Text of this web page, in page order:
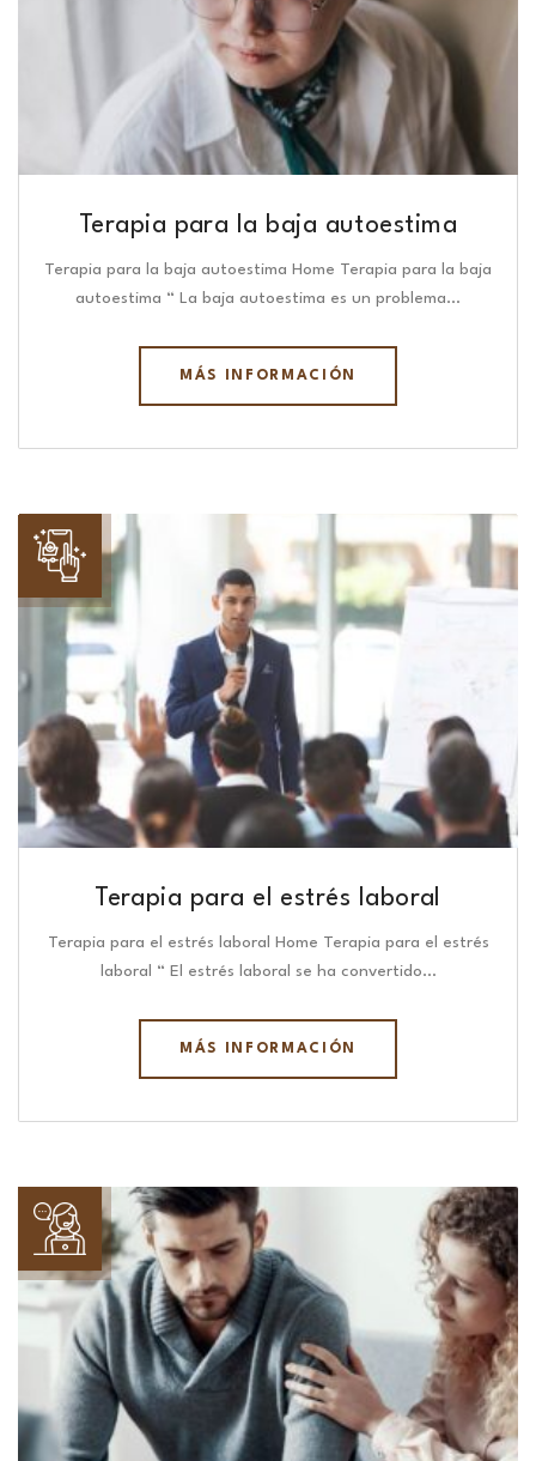
Terapia para la baja autoestima
Terapia para la baja autoestima Home Terapia para la baja
autoestima “ La baja autoestima es un problema…
MÁS INFORMACIÓN
Terapia para el estrés laboral
Terapia para el estrés laboral Home Terapia para el estrés
laboral “ El estrés laboral se ha convertido…
MÁS INFORMACIÓN